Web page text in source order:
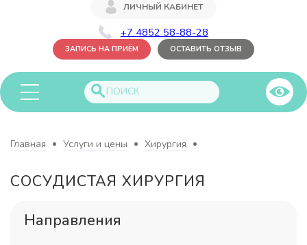
ЛИЧНЫЙ КАБИНЕТ
+7 4852 58-88-28
ЗАПИСЬ НА ПРИЁМ ОСТАВИТЬ ОТЗЫВ
Главная Услуги и цены Хирургия
СОСУДИСТАЯ ХИРУРГИЯ
Направления